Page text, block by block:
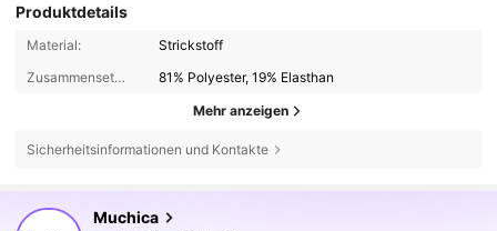
Produktdetails
Material:
Strickstoff
Zusammensetzung:
81% Polyester, 19% Elasthan
Mehr anzeigen
Sicherheitsinformationen und Kontakte
Muchica
h***7bezahlt